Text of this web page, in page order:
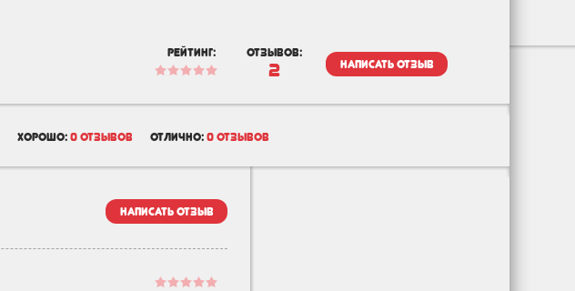
рейтинг: отзывов:
2 написать отзыв
хорошо: 0 отзывов отлично: 0 отзывов
написать отзыв